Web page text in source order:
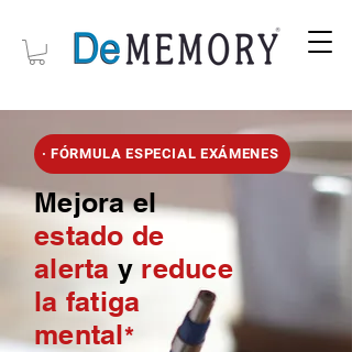
· FÓRMULA ESPECIAL EXÁMENES
Mejora el
estado de
alerta y reduce
la fatiga
mental*